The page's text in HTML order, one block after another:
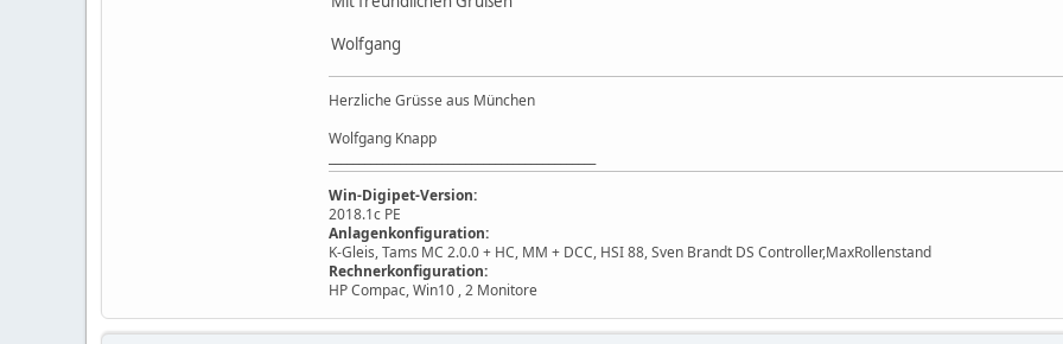
Wolfgang
Herzliche Grüsse aus München
Wolfgang Knapp
Win-Digipet-Version:
2018.1c PE
Anlagenkonfiguration:
K-Gleis, Tams MC 2.0.0 + HC, MM + DCC, HSI 88, Sven Brandt DS Controller,MaxRollenstand
Rechnerkonfiguration:
HP Compac, Win10 , 2 Monitore